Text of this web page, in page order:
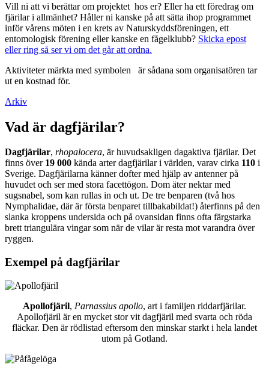
Vill ni att vi berättar om projektet hos er? Eller ha ett föredrag om
fjärilar i allmänhet? Håller ni kanske på att sätta ihop programmet
inför vårens möten i en krets av Naturskyddsföreningen, ett
entomologisk förening eller kanske en fågelklubb? Skicka epost
eller ring så ser vi om det går att ordna.
Aktiviteter märkta med symbolen
är sådana som organisatören tar
ut en kostnad för.
Arkiv
Vad är dagfjärilar?
Dagfjärilar, rhopalocera, är huvudsakligen dagaktiva fjärilar. Det
finns över 19 000 kända arter dagfjärilar i världen, varav cirka 110 i
Sverige. Dagfjärilarna känner dofter med hjälp av antenner på
huvudet och ser med stora facettögon. Dom äter nektar med
sugsnabel, som kan rullas in och ut. De tre benparen (två hos
Nymphalidae, där är första benparet tillbakabildat!) återfinns på den
slanka kroppens undersida och på ovansidan finns ofta färgstarka
brett triangulära vingar som när de vilar är resta mot varandra över
ryggen.
Exempel på dagfjärilar
Apollofjäril, Parnassius apollo, art i familjen riddarfjärilar.
Apollofjäril är en mycket stor vit dagfjäril med svarta och röda
fläckar. Den är rödlistad eftersom den minskar starkt i hela landet
utom på Gotland.